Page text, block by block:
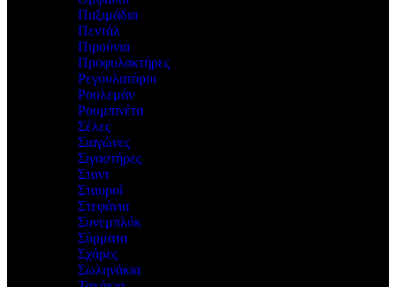
Παξιμάδια
Πεντάλ
Πιρούνια
Προφυλακτήρες
Ρεγουλατόροι
Ρουλεμάν
Ρουμπινέτα
Σέλες
Σιαγώνες
Σιγαστήρες
Σταντ
Σταυροί
Στεφάνια
Συνεμπλόκ
Σύρματα
Σχάρες
Σωληνάκια